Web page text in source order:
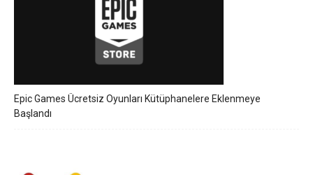
Epic Games Ücretsiz Oyunları Kütüphanelere Eklenmeye
Başlandı